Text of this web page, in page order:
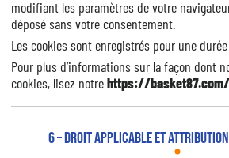
modifiant les paramètres de votre
déposé sans votre consentement.
Les cookies sont enregistrés pour une
Pour plus d’informations sur la façon dont
cookies, lisez notre https://
6 – Droit applicable et